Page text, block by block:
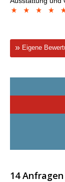
Eigene
14 Anfragen